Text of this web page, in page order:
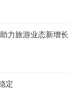
力旅游业态新增长
定